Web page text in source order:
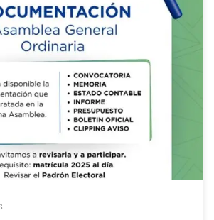
la documentación para tratar en la
2026